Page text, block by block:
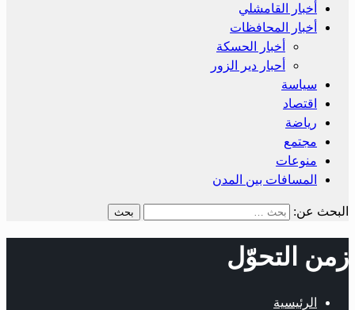
أخبار القامشلي
أخبار المحافظات
أخبار الحسكة
أحبار دير الزور
سياسة
اقتصاد
رياضة
مجتمع
منوعات
المسافات بين المدن
البحث عن:
زمن التحوّل
الرئيسية